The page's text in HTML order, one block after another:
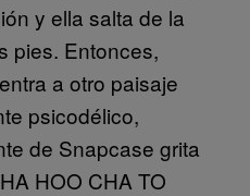
y ella salta de la
pies. Entonces,
a otro paisaje
psicodélico,
de Snapcase grita
HOO CHA TO